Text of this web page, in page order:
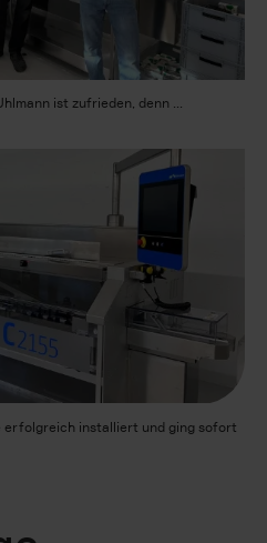
ist zufrieden, denn ...
erfolgreich installiert und ging sofort